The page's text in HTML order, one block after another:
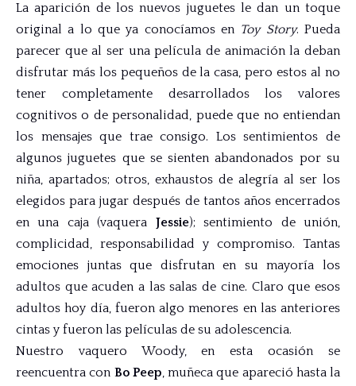
La aparición de los nuevos juguetes le dan un toque
original a lo que ya conocíamos en Toy Story. Pueda
parecer que al ser una película de animación la deban
disfrutar más los pequeños de la casa, pero estos al no
tener completamente desarrollados los valores
cognitivos o de personalidad, puede que no entiendan
los mensajes que trae consigo. Los sentimientos de
algunos juguetes que se sienten abandonados por su
niña, apartados; otros, exhaustos de alegría al ser los
elegidos para jugar después de tantos años encerrados
en una caja (vaquera Jessie); sentimiento de unión,
complicidad, responsabilidad y compromiso. Tantas
emociones juntas que disfrutan en su mayoría los
adultos que acuden a las salas de cine. Claro que esos
adultos hoy día, fueron algo menores en las anteriores
cintas y fueron las películas de su adolescencia.
Nuestro vaquero Woody, en esta ocasión se
reencuentra con Bo Peep, muñeca que apareció hasta la